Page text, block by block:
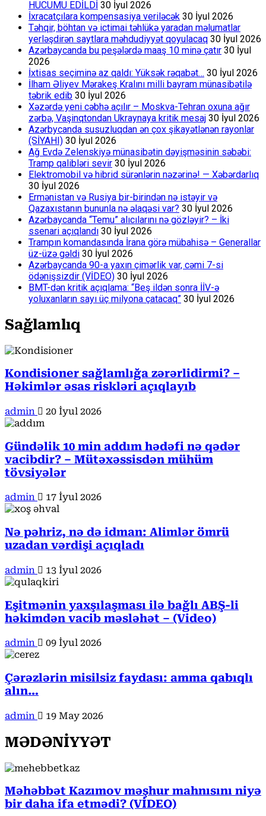
HÜCUMU EDİLDİ 30 İyul 2026
İxracatçılara kompensasiya veriləcək 30 İyul 2026
Təhqir, böhtan və ictimai təhlükə yaradan məlumatlar
yerləşdirən saytlara məhdudiyyət qoyulacaq 30 İyul 2026
Azərbaycanda bu peşələrdə maaş 10 minə çatır 30 İyul
2026
İxtisas seçiminə az qaldı: Yüksək rəqabət… 30 İyul 2026
İlham Əliyev Mərakeş Kralını milli bayram münasibətilə
təbrik edib 30 İyul 2026
Xəzərdə yeni cəbhə açılır – Moskva-Tehran oxuna ağır
zərbə, Vaşinqtondan Ukraynaya kritik mesaj 30 İyul 2026
Azərbycanda susuzluqdan ən çox şikayətlənən rayonlar
(SİYAHI) 30 İyul 2026
Ağ Evdə Zelenskiyə münasibətin dəyişməsinin səbəbi:
Tramp qalibləri sevir 30 İyul 2026
Elektromobil və hibrid sürənlərin nəzərinə! — Xəbərdarlıq
30 İyul 2026
Ermənistan və Rusiya bir-birindən nə istəyir və
Qazaxıstanın bununla nə əlaqəsi var? 30 İyul 2026
Azərbaycanda “Temu” alıcılarını nə gözləyir? – İki
ssenari açıqlandı 30 İyul 2026
Trampın komandasında İrana görə mübahisə – Generallar
üz-üzə gəldi 30 İyul 2026
Azərbaycanda 90-a yaxın çimərlik var, cəmi 7-si
ödənişsizdir (VİDEO) 30 İyul 2026
BMT-dən kritik açıqlama: “Beş ildən sonra İİV-ə
yoluxanların sayı üç milyona çatacaq” 30 İyul 2026
Sağlamlıq
Kondisioner sağlamlığa zərərlidirmi? –
Həkimlər əsas riskləri açıqlayıb
admin 20 İyul 2026
Gündəlik 10 min addım hədəfi nə qədər
vacibdir? – Mütəxəssisdən mühüm
tövsiyələr
admin 17 İyul 2026
Nə pəhriz, nə də idman: Alimlər ömrü
uzadan vərdişi açıqladı
admin 13 İyul 2026
Eşitmənin yaxşılaşması ilə bağlı ABŞ-li
həkimdən vacib məsləhət – (Video)
admin 09 İyul 2026
Çərəzlərin misilsiz faydası: amma qabıqlı
alın…
admin 19 May 2026
MƏDƏNİYYƏT
Məhəbbət Kazımov məşhur mahnısını niyə
bir daha ifa etmədi? (VİDEO)